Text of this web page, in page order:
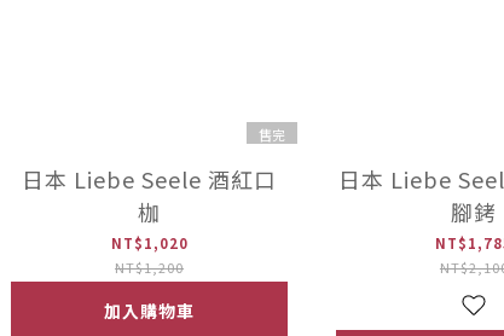
售完
日本 Liebe Seele 酒紅口
枷
NT$1,020
NT$1,200
加入購物車
日本 Liebe
腳銬